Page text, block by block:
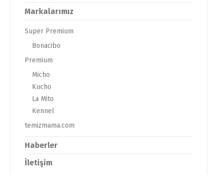
Markalarımız
Super Premium
Bonacibo
Premium
Micho
Kucho
La Mito
Kennel
temizmama.com
Haberler
İletişim